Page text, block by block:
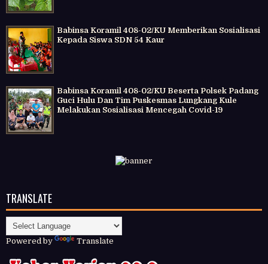
Babinsa Koramil 408-02/KU Memberikan Sosialisasi
Kepada Siswa SDN 54 Kaur
Babinsa Koramil 408-02/KU Beserta Polsek Padang
Guci Hulu Dan Tim Puskesmas Lungkang Kule
Melakukan Sosialisasi Mencegah Covid-19
TRANSLATE
Powered by Translate